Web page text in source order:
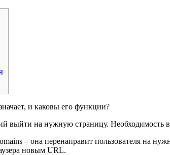
и каковы его функции?
на нужную страницу. Необходимость
– она перенаправит пользователя на
новым URL.